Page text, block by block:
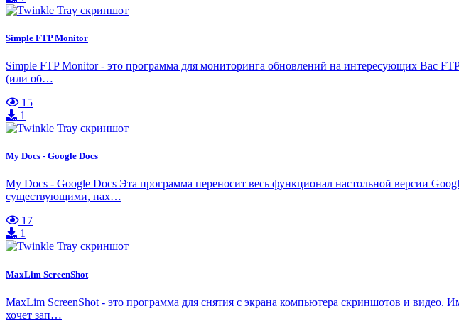
Simple FTP Monitor
Simple FTP Monitor - это программа для мониторинга обновлений на интересующих Вас
(или об…
15
1
My Docs - Google Docs
My Docs - Google Docs Эта программа переносит весь функционал настольной версии
существующими, нах…
17
1
MaxLim ScreenShot
MaxLim ScreenShot - это программа для снятия с экрана компьютера скриншотов и
хочет зап…